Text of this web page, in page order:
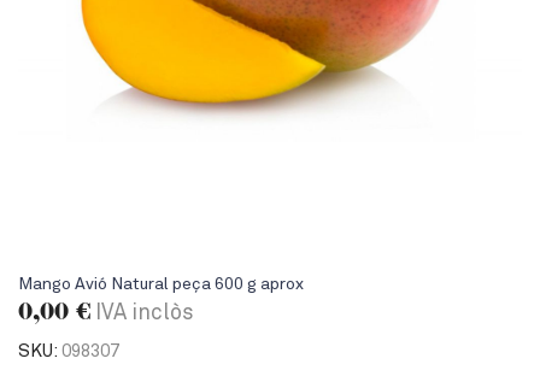
Mango Avió Natural peça 600 g aprox
0,00 € IVA inclòs
SKU: 098307